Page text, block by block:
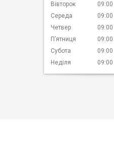
Вівторок
09:00
Середа
09:00
Четвер
09:00
Пʼятниця
09:00
Субота
09:00
Неділя
09:00